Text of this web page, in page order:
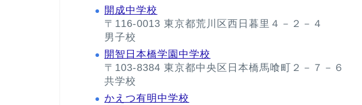
開成中学校
〒116-0013 東京都荒川区西日暮里４－２－４
男子校
開智日本橋学園中学校
〒103-8384 東京都中央区日本橋馬喰町２－７－６
共学校
かえつ有明中学校